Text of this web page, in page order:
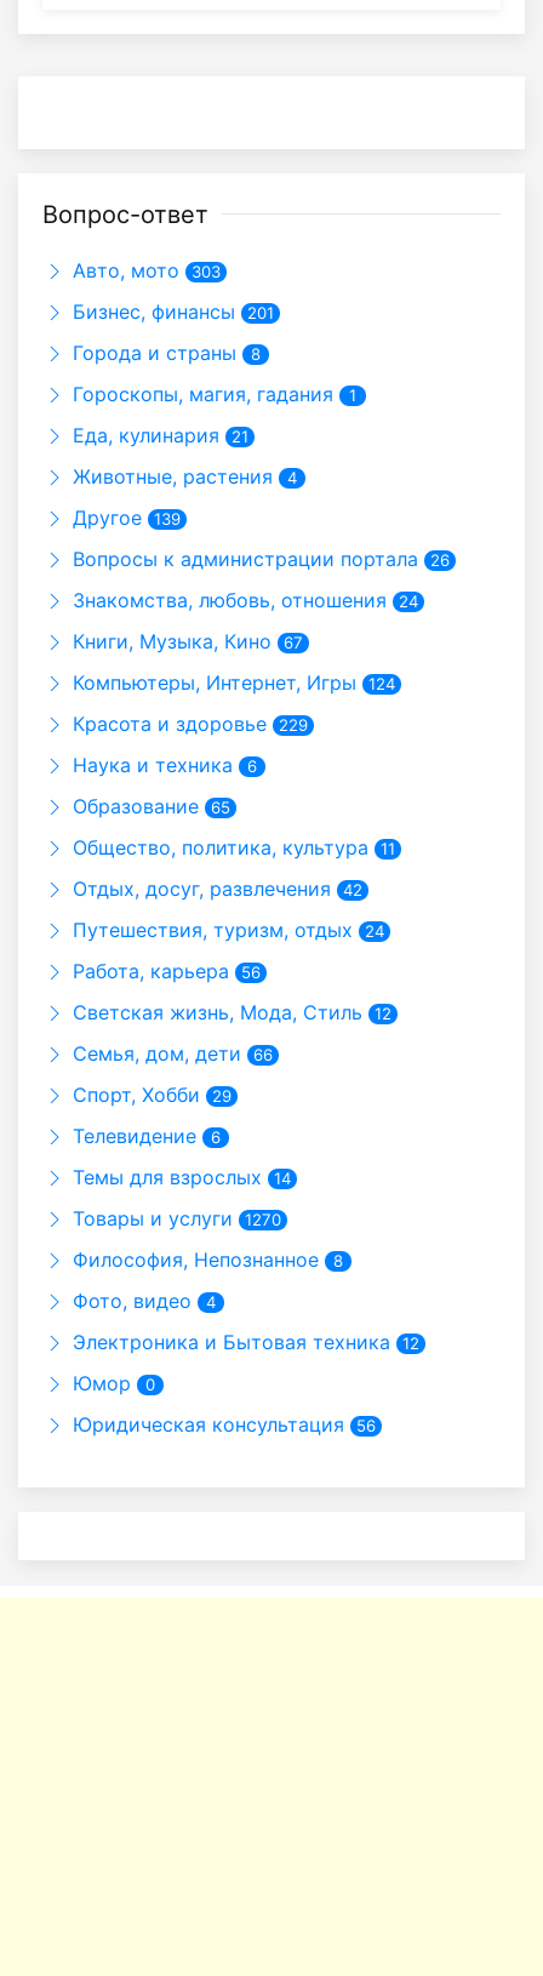
Вопрос-ответ
Авто, мото 303
Бизнес, финансы 201
Города и страны 8
Гороскопы, магия, гадания 1
Еда, кулинария 21
Животные, растения 4
Другое 139
Вопросы к администрации портала 26
Знакомства, любовь, отношения 24
Книги, Музыка, Кино 67
Компьютеры, Интернет, Игры 124
Красота и здоровье 229
Наука и техника 6
Образование 65
Общество, политика, культура 11
Отдых, досуг, развлечения 42
Путешествия, туризм, отдых 24
Работа, карьера 56
Светская жизнь, Мода, Стиль 12
Семья, дом, дети 66
Спорт, Хобби 29
Телевидение 6
Темы для взрослых 14
Товары и услуги 1270
Философия, Непознанное 8
Фото, видео 4
Электроника и Бытовая техника 12
Юмор 0
Юридическая консультация 56